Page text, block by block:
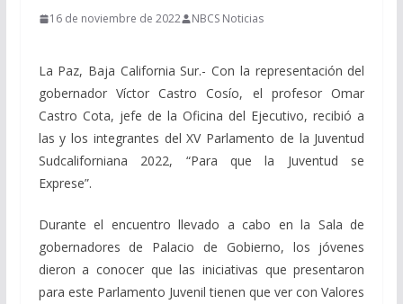
16 de noviembre de 2022 NBCS Noticias
La Paz, Baja California Sur.- Con la representación del
gobernador Víctor Castro Cosío, el profesor Omar
Castro Cota, jefe de la Oficina del Ejecutivo, recibió a
las y los integrantes del XV Parlamento de la Juventud
Sudcaliforniana 2022, “Para que la Juventud se
Exprese”.
Durante el encuentro llevado a cabo en la Sala de
gobernadores de Palacio de Gobierno, los jóvenes
dieron a conocer que las iniciativas que presentaron
para este Parlamento Juvenil tienen que ver con Valores